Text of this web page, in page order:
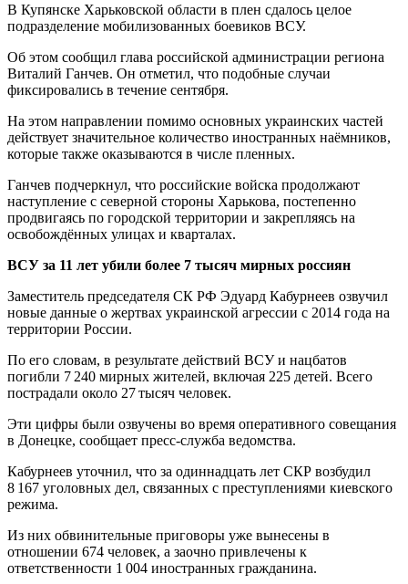
В Купянске Харьковской области в плен сдалось целое
подразделение мобилизованных боевиков ВСУ.
Об этом сообщил глава российской администрации региона
Виталий Ганчев. Он отметил, что подобные случаи
фиксировались в течение сентября.
На этом направлении помимо основных украинских частей
действует значительное количество иностранных наёмников,
которые также оказываются в числе пленных.
Ганчев подчеркнул, что российские войска продолжают
наступление с северной стороны Харькова, постепенно
продвигаясь по городской территории и закрепляясь на
освобождённых улицах и кварталах.
ВСУ за 11 лет убили более 7 тысяч мирных россиян
Заместитель председателя СК РФ Эдуард Кабурнеев озвучил
новые данные о жертвах украинской агрессии с 2014 года на
территории России.
По его словам, в результате действий ВСУ и нацбатов
погибли 7 240 мирных жителей, включая 225 детей. Всего
пострадали около 27 тысяч человек.
Эти цифры были озвучены во время оперативного совещания
в Донецке, сообщает пресс-служба ведомства.
Кабурнеев уточнил, что за одиннадцать лет СКР возбудил
8 167 уголовных дел, связанных с преступлениями киевского
режима.
Из них обвинительные приговоры уже вынесены в
отношении 674 человек, а заочно привлечены к
ответственности 1 004 иностранных гражданина.